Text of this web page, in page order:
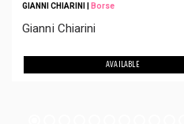
GIANNI CHIARINI Borse
Gianni Chiarini
AVAILABLE